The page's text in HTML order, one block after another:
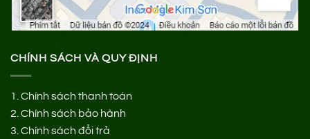
CHÍNH SÁCH VÀ QUY ĐỊNH
1. Chính sách thanh toán
2. Chính sách bảo hành
3. Chính sách đổi trả